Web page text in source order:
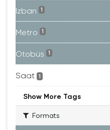
Izban 1
Metro 1
Otobüs 1
Saat 1
Show More Tags
Formats